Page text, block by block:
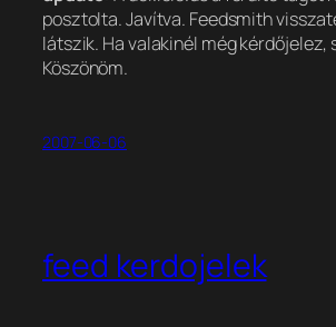
posztolta. Javítva. Feedsmith
látszik. Ha valakinél még kérdőjelez,
Köszönöm.
2007-06-06
feed kerdojelek